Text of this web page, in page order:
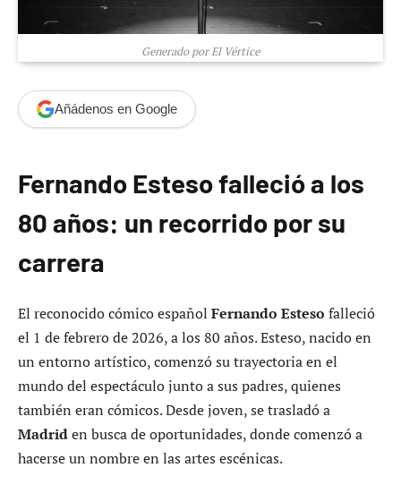
Generado por El Vértice
Añádenos en Google
Fernando Esteso falleció a los
80 años: un recorrido por su
carrera
El reconocido cómico español Fernando Esteso falleció
el 1 de febrero de 2026, a los 80 años. Esteso, nacido en
un entorno artístico, comenzó su trayectoria en el
mundo del espectáculo junto a sus padres, quienes
también eran cómicos. Desde joven, se trasladó a
Madriden busca de oportunidades, donde comenzó a
hacerse un nombre en las artes escénicas.